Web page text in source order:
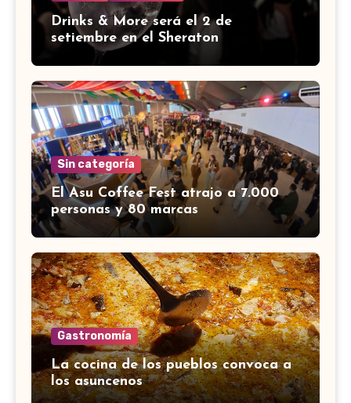
Drinks & More será el 2 de
setiembre en el Sheraton
Sin categoría
El Asu Coffee Fest atrajo a 7.000
personas y 80 marcas
Gastronomía
La cocina de los pueblos convoca a
los asuncenos